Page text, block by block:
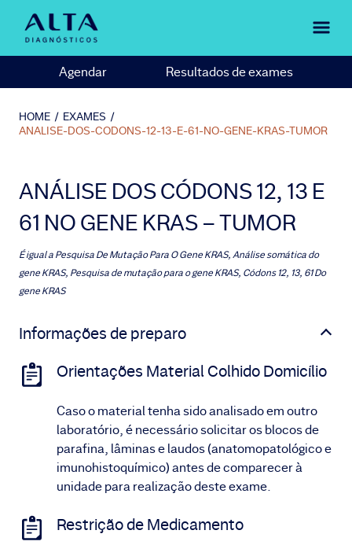
Agendar Resultados de exames
HOME / EXAMES /
ANALISE-DOS-CODONS-12-13-E-61-NO-GENE-KRAS-TUMOR
ANÁLISE DOS CÓDONS 12, 13 E
61 NO GENE KRAS – TUMOR
É igual aPesquisa De Mutação Para O Gene KRAS, Análise somática do
gene KRAS, Pesquisa de mutação para o gene KRAS, Códons 12, 13, 61 Do
gene KRAS
Informações de preparo
Orientações Material Colhido Domicílio
Caso o material tenha sido analisado em outro
laboratório, é necessário solicitar os blocos de
parafina, lâminas e laudos (anatomopatológico e
imunohistoquímico) antes de comparecer à
unidade para realização deste exame.
Restrição de Medicamento